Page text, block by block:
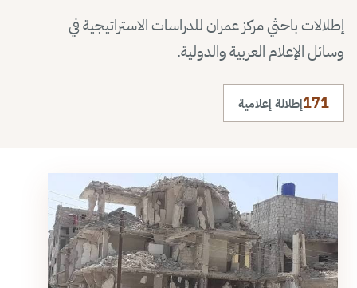
إطلالات باحثي مركز عمران للدراسات الاستراتيجية في
وسائل الإعلام العربية والدولية.
171إطلالة إعلامية